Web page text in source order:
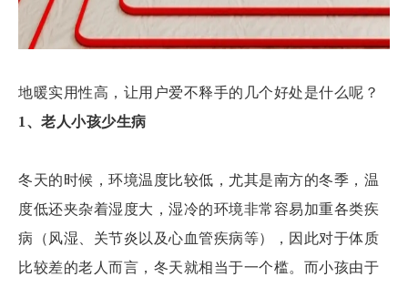
地暖实用性高，让用户爱不释手的几个好处是什么呢？
1、老人小孩少生病
冬天的时候，环境温度比较低，尤其是南方的冬季，温
度低还夹杂着湿度大，湿冷的环境非常容易加重各类疾
病（风湿、关节炎以及心血管疾病等），因此对于体质
比较差的老人而言，冬天就相当于一个槛。而小孩由于